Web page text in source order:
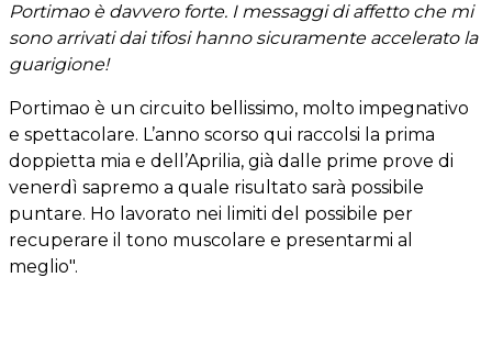
Portimao è davvero forte. I messaggi di affetto che mi
sono arrivati dai tifosi hanno sicuramente accelerato la
guarigione!
Portimao è un circuito bellissimo, molto impegnativo
e spettacolare. L’anno scorso qui raccolsi la prima
doppietta mia e dell’Aprilia, già dalle prime prove di
venerdì sapremo a quale risultato sarà possibile
puntare. Ho lavorato nei limiti del possibile per
recuperare il tono muscolare e presentarmi al
meglio".